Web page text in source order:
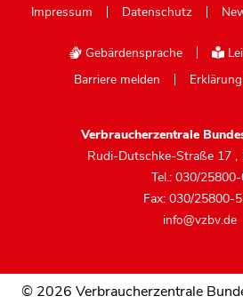
Impressum Datenschutz
Gebärdensprache
Barriere melden
Verbraucherzentrale
Rudi-Dutschke-Straße 17 ,
Tel.: 030/
Fax: 030/25800-
info@vzbv.de
© 2026 Verbraucherzentrale